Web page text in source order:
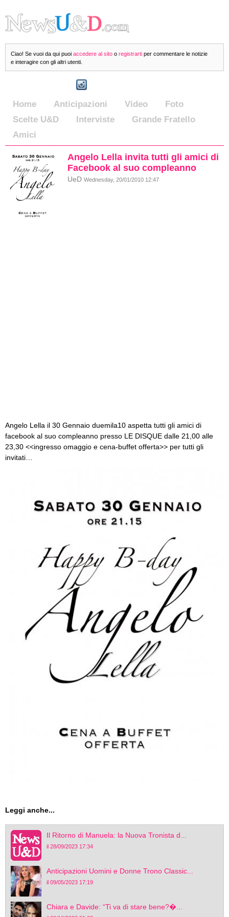
Ciao! Se vuoi da qui puoi accedere al sito o registrarti per commentare le notizie
e interagire con gli altri utenti.
Home Anticipazioni Video
Foto
Scelte U&D
Interviste
Grande Fratello
Amici
Angelo Lella invita tutti gli amici di
Facebook al suo compleanno
UeD Wednesday, 20/01/2010 12:47
Angelo Lella il 30 Gennaio duemila10 aspetta tutti gli amici di
facebook al suo compleanno presso LE DISQUE dalle 21,00 alle
23,30 <<ingresso omaggio e cena-buffet offerta>> per tutti gli
invitati…
Leggi anche...
Il Ritorno di Manuela: la Nuova Tronista d...
il 28/09/2023 17:34
Anticipazioni Uomini e Donne Trono Classic...
il 09/05/2023 17:19
Chiara e Davide: “Ti va di stare bene?�...